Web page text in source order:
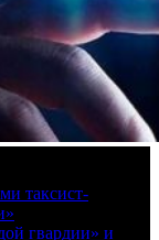
таксист-
гвардии» и